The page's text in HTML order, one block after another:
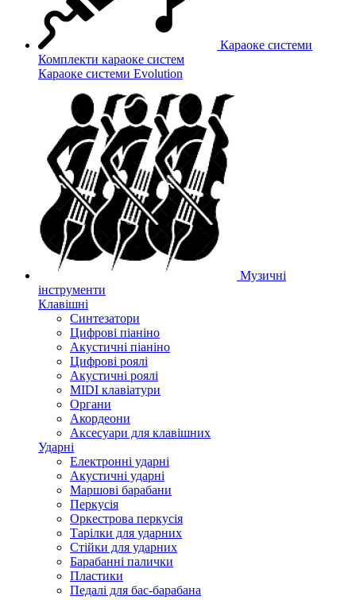
Караоке системи
Комплекти караоке систем
Караоке системи Evolution
Музичні
інструменти
Клавішні
Синтезатори
Цифрові піаніно
Акустичні піаніно
Цифрові роялі
Акустичні роялі
MIDI клавіатури
Органи
Акордеони
Аксесуари для клавішних
Ударні
Електронні ударні
Акустичні ударні
Маршові барабани
Перкусія
Оркестрова перкусія
Тарілки для ударних
Стійки для ударних
Барабанні палички
Пластики
Педалі для бас-барабана